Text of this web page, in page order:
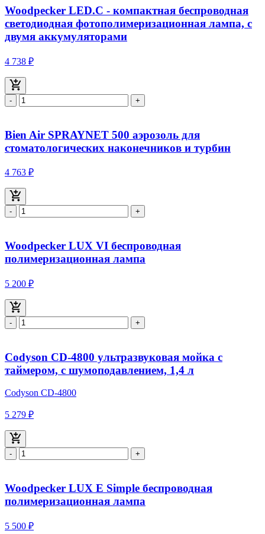
Woodpecker LED.C - компактная беспроводная
светодиодная фотополимеризационная лампа, с
двумя аккумуляторами
4 738 ₽
- +
Bien Air SPRAYNET 500 аэрозоль для
стоматологических наконечников и турбин
4 763 ₽
- +
Woodpecker LUX VI беспроводная
полимеризационная лампа
5 200 ₽
- +
Codyson CD-4800 ультразвуковая мойка с
таймером, с шумоподавлением, 1,4 л
Codyson CD-4800
5 279 ₽
- +
Woodpecker LUX E Simple беспроводная
полимеризационная лампа
5 500 ₽